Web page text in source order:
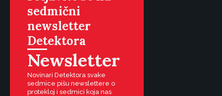
sedmični
newsletter
Detektora
Newsletter
Novinari Detektora svake
sedmice pišu newslettere o
protekloj i sedmici koja nas